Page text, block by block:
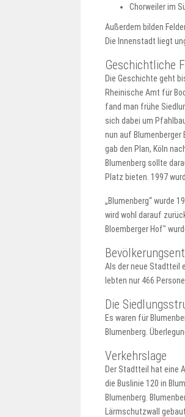
Chorweiler im
Außerdem bilden
Die Innenstadt liegt
Geschichtliche
Die Geschichte geht
Rheinische Amt für
fand man frühe
sich dabei um
nun auf Blumenberger
gab den Plan, Köln
Blumenberg sollte
Platz bieten. 1997
„Blumenberg“ wurde
wird wohl darauf
Bloemberger Hof"
Als der neue Stadtteil
lebten nur 466
Die
Es waren für
Blumenberg.
Verkehrslage
Der Stadtteil hat eine
die Buslinie 120 in
Blumenberg.
Lärmschutzwall